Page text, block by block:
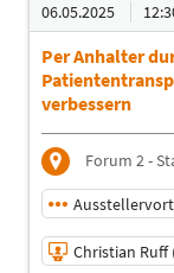
06.05.2025
Per Anhalter
verbessern
Forum 2 -
Christian Ruff